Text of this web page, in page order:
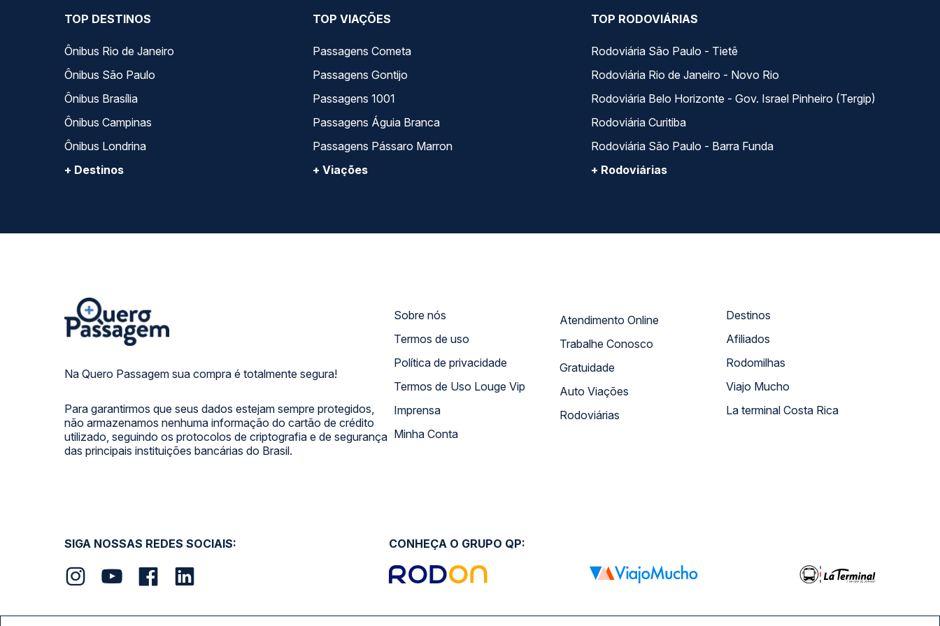
TOP DESTINOS
Ônibus Rio de Janeiro
Ônibus São Paulo
Ônibus Brasília
Ônibus Campinas
Ônibus Londrina
+ Destinos
TOP VIAÇÕES
Passagens Cometa
Passagens Gontijo
Passagens 1001
Passagens Águia Branca
Passagens Pássaro Marron
+ Viações
TOP RODOVIÁRIAS
Rodoviária São Paulo - Tietê
Rodoviária Rio de Janeiro - Novo Rio
Rodoviária Belo Horizonte - Gov. Israel Pinheiro (Tergip)
Rodoviária Curitiba
Rodoviária São Paulo - Barra Funda
+ Rodoviárias
Na Quero Passagem sua compra é totalmente segura!
Para garantirmos que seus dados estejam sempre protegidos,
não armazenamos nenhuma informação do cartão de crédito
utilizado, seguindo os protocolos de criptografia e de segurança
das principais instituições bancárias do Brasil.
Sobre nós
Termos de uso
Política de privacidade
Termos de Uso Louge Vip
Imprensa
Minha Conta
Atendimento Online
Trabalhe Conosco
Gratuidade
Auto Viações
Rodoviárias
Destinos
Afiliados
Rodomilhas
Viajo Mucho
La terminal Costa Rica
SIGA NOSSAS REDES SOCIAIS: CONHEÇA O GRUPO QP: